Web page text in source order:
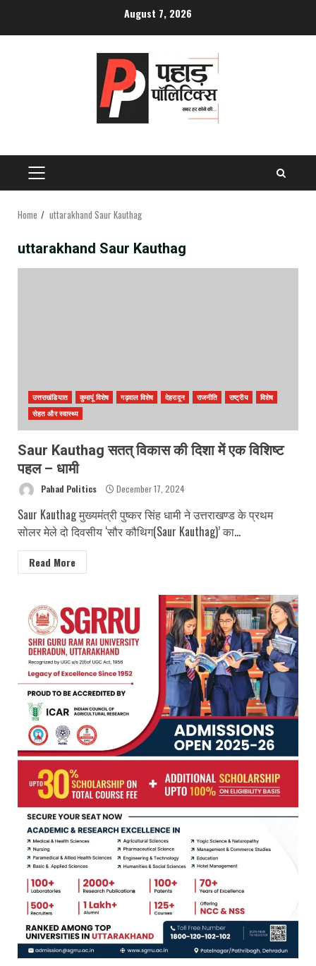
August 7, 2026
PRIMARY
MENU
Home uttarakhand Saur Kauthag
uttarakhand Saur Kauthag
उत्तराखंडियात कुमायूं विशेष गढ़वाल विशेष देहरादून राजनीति राष्ट्रीय
विशेष
सेहत और स्वास्थ्य
Saur Kauthag सतत् विकास की दिशा में एक विशिष्ट
पहल – धामी
Pahad Politics December 17, 2024
Saur Kauthag मुख्यमंत्री पुष्कर सिंह धामी ने उत्तराखण्ड के प्रथम
सोलर मेले दो दिवसीय ‘सौर कौथिग(Saur Kauthag)’ का...
Read More